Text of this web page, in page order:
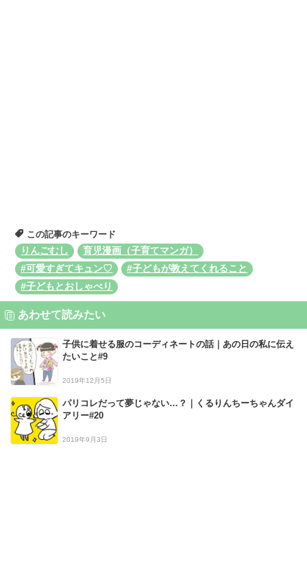
この記事のキーワード
りんごむし
育児漫画（子育てマンガ）
#可愛すぎてキュン♡
#子どもが教えてくれること
#子どもとおしゃべり
あわせて読みたい
子供に着せる服のコーディネートの話｜あの日の私に伝え
たいこと#9
2019年12月5日
パリコレだって夢じゃない…？｜くるりんちーちゃんダイ
アリー#20
2019年9月3日